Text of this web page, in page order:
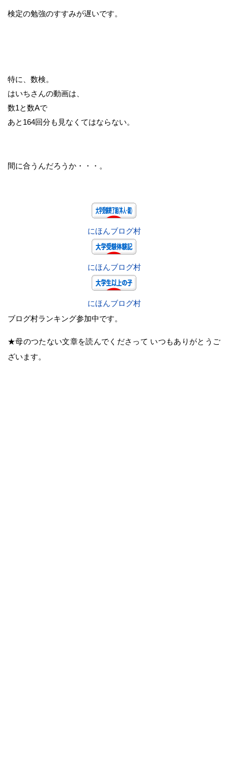
検定の勉強のすすみが遅いです。
特に、数検。
はいちさんの動画は、
数1と数Aで
あと164回分も見なくてはならない。
間に合うんだろうか・・・。
にほんブログ村
にほんブログ村
にほんブログ村
ブログ村ランキング参加中です。
★母のつたない文章を読んでくださって いつもありがとうご
ざいます。